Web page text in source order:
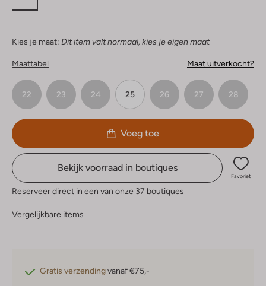
Kies je maat: Dit item valt normaal, kies je eigen maat
Maattabel Maat uitverkocht?
22 23 24 25 26 27 28
Voeg toe
Bekijk voorraad in boutiques
Favoriet
Reserveer direct in een van onze 37 boutiques
Vergelijkbare items
Gratis verzendingvanaf €75,-